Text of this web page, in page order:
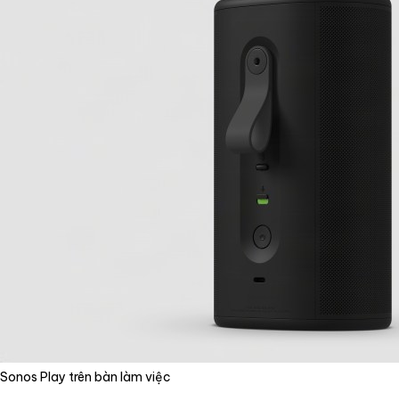
Sonos Play trên bàn làm việc